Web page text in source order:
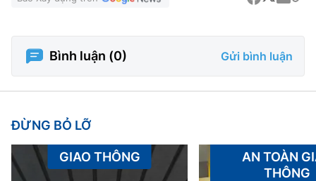
Bình luận (0) Gửi bình luận
ĐỪNG BỎ LỠ
GIAO THÔNG
AN TOÀN
THÔNG